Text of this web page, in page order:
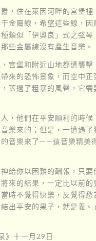
，住在萊因河畔的宮堡裡
金屬線，希望這些線，因
類似「伊奧良」式之弦琴
些金屬線沒有產生音樂。
宮堡和附近山地都遭襲擊
來的恐怖景象，而空中正
蓋過了粗暴的風聲，它需
，他們在平安順利的時候
樂來的；但是，一遭遇了
音樂來了——這音樂精美
給你以困難的酬報，只要
來的結果，一定比以前的
當時不覺得快樂，反覺得愁
出平安的果子，就是義。
》十一月29日